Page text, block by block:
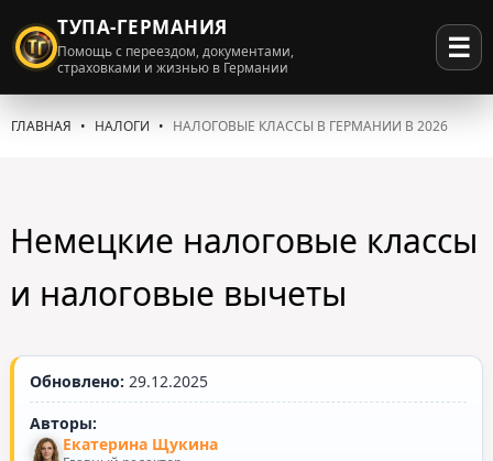
ТУПА-ГЕРМАНИЯ
Помощь с переездом, документами,
страховками и жизнью в Германии
☰
ГЛАВНАЯ НАЛОГИ НАЛОГОВЫЕ КЛАССЫ В ГЕРМАНИИ В 2026
Немецкие налоговые классы
и налоговые вычеты
Обновлено: 29.12.2025
Авторы:
Екатерина Щукина